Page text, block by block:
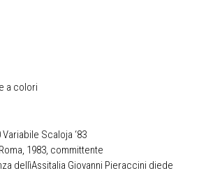
a colori
Scaloja ‘83
1983, committente
dellìAssitalia Giovanni Pieraccini diede